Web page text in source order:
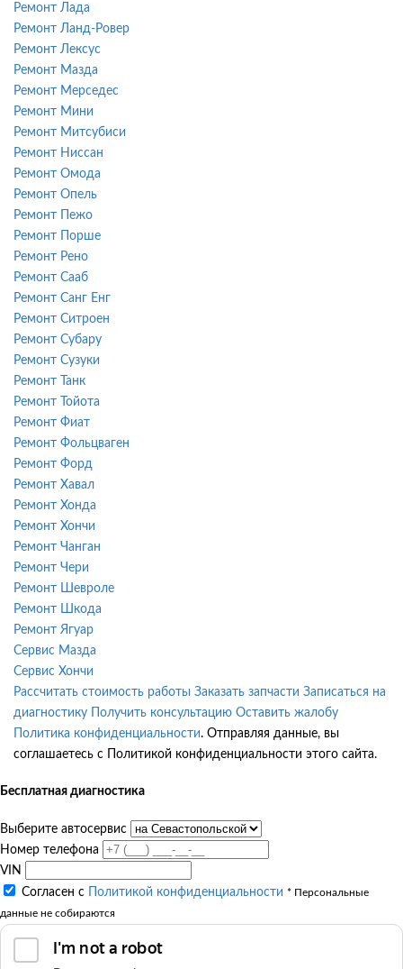
Ремонт Лада
Ремонт Ланд-Ровер
Ремонт Лексус
Ремонт Мазда
Ремонт Мерседес
Ремонт Мини
Ремонт Митсубиси
Ремонт Ниссан
Ремонт Омода
Ремонт Опель
Ремонт Пежо
Ремонт Порше
Ремонт Рено
Ремонт Сааб
Ремонт Санг Енг
Ремонт Ситроен
Ремонт Субару
Ремонт Сузуки
Ремонт Танк
Ремонт Тойота
Ремонт Фиат
Ремонт Фольцваген
Ремонт Форд
Ремонт Хавал
Ремонт Хонда
Ремонт Хончи
Ремонт Чанган
Ремонт Чери
Ремонт Шевроле
Ремонт Шкода
Ремонт Ягуар
Сервис Мазда
Сервис Хончи
Рассчитать стоимость работы Заказать запчасти Записаться на
диагностику
Получить консультацию Оставить жалобу
Политика конфиденциальности. Отправляя данные, вы
соглашаетесь с Политикой конфиденциальности этого сайта.
Бесплатная диагностика
Выберите автосервис
Номер телефона
VIN
Согласен с
Политикой конфиденциальности * Персональные
данные не собираются